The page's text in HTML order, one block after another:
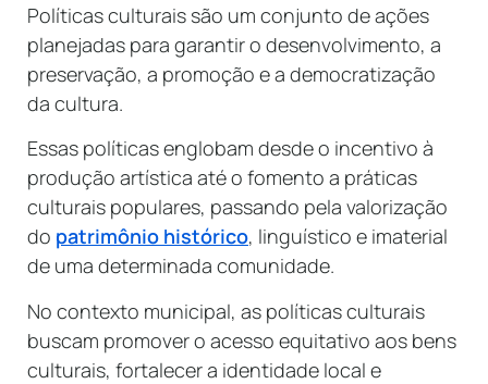
Políticas culturais são um conjunto de ações
planejadas para garantir o desenvolvimento, a
preservação, a promoção e a democratização
da cultura.
Essas políticas englobam desde o incentivo à
produção artística até o fomento a práticas
culturais populares, passando pela valorização
do patrimônio histórico, linguístico e imaterial
de uma determinada comunidade.
No contexto municipal, as políticas culturais
buscam promover o acesso equitativo aos bens
culturais, fortalecer a identidade local e